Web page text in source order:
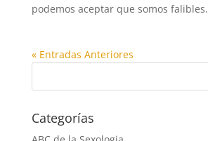
podemos aceptar que somos falibles.
« Entradas Anteriores
Categorías